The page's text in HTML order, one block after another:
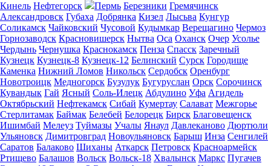
Кинель Нефтегорск Пермь Березники Гремячинск
Александровск Губаха Добрянка Кизел Лысьва Кунгур
Соликамск Чайковский Чусовой Кудымкар Верещагино Чермоз
Горнозаводск Красновишерск Нытва Оса Оханск Очер Усолье
Чердынь Чернушка Краснокамск Пенза Спасск Заречный
Кузнецк Кузнецк-8 Кузнецк-12 Белинский Сурск Городище
Каменка Нижний Ломов Никольск Сердобск Оренбург
Новотроицк Медногорск Бузулук Бугуруслан Орск Сорочинск
Кувандык Гай Ясный Соль-Илецк Абдулино Уфа Агидель
Октябрьский Нефтекамск Сибай Кумертау Салават Межгорье
Стерлитамак Баймак Белебей Белорецк Бирск Благовещенск
Ишимбай Мелеуз Туймазы Учалы Янаул Давлеканово Дюртюли
Ульяновск Димитровград Новоульяновск Барыш Инза Сенгилей
Саратов Балаково Шиханы Аткарск Петровск Красноармейск
Ртищево Балашов Вольск Вольск-18 Хвалынск Маркс Пугачев